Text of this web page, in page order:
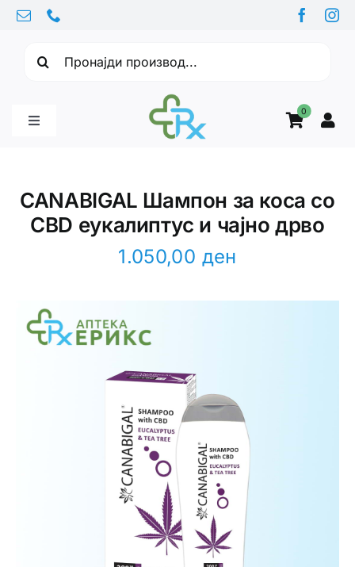
Skip
content
0
Toggle
Витамини
Здравствени проблеми
Интимно здравје
Медицински апрати
CANABIGAL Шампон за коса со
CBD еукалиптус и чајно дрво
1.050,00 ден